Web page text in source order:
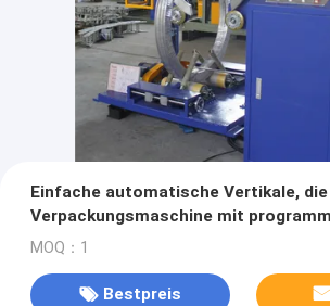
Einfache automatische Vertikale, die
Verpackungsmaschine mit
Prüfer GS300 PLC trägt
MOQ：1
Bestpreis